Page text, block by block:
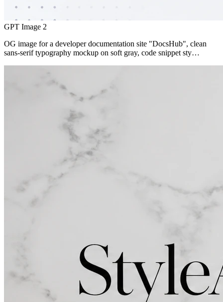
GPT Image 2
OG image for a developer documentation site "DocsHub", clean
sans-serif typography mockup on soft gray, code snippet sty…